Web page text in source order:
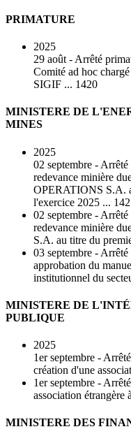
PRIMATURE
2025
29 août - Arrêté
Comité ad hoc
SIGIF ... 1420
MINISTERE DE
MINES
2025
02 septembre -
redevance minière
OPERATIONS S.A.
l'exercice 2025 ...
02 septembre -
redevance minière
S.A. au titre du
03 septembre -
approbation du
institutionnel du
MINISTERE DE
PUBLIQUE
2025
1er septembre -
création d'une
1er septembre -
association étrangère
MINISTERE DES